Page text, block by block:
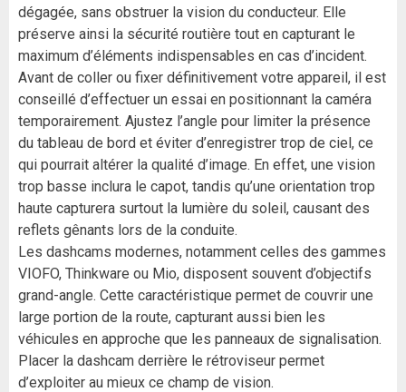
dégagée, sans obstruer la vision du conducteur. Elle
préserve ainsi la sécurité routière tout en capturant le
maximum d’éléments indispensables en cas d’incident.
Avant de coller ou fixer définitivement votre appareil, il est
conseillé d’effectuer un essai en positionnant la caméra
temporairement. Ajustez l’angle pour limiter la présence
du tableau de bord et éviter d’enregistrer trop de ciel, ce
qui pourrait altérer la qualité d’image. En effet, une vision
trop basse inclura le capot, tandis qu’une orientation trop
haute capturera surtout la lumière du soleil, causant des
reflets gênants lors de la conduite.
Les dashcams modernes, notamment celles des gammes
VIOFO, Thinkware ou Mio, disposent souvent d’objectifs
grand-angle. Cette caractéristique permet de couvrir une
large portion de la route, capturant aussi bien les
véhicules en approche que les panneaux de signalisation.
Placer la dashcam derrière le rétroviseur permet
d’exploiter au mieux ce champ de vision.